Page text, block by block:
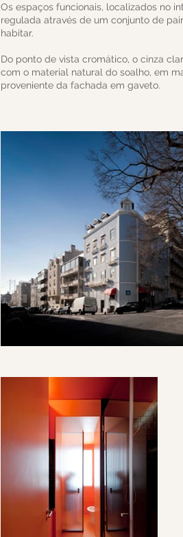
Os espaços funcionais, localizados no
regulada através de um conjunto de
habitar.
Do ponto de vista cromático, o cinza
com o material natural do soalho, em
proveniente da fachada em gaveto.